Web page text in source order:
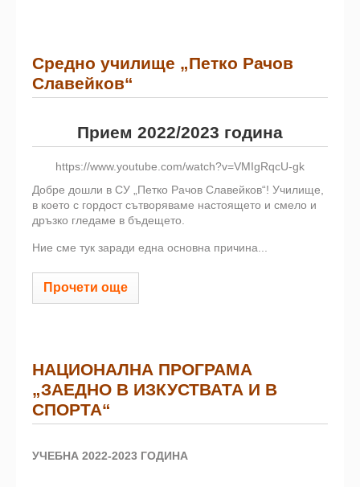
Средно училище „Петко Рачов
Славейков“
Прием 2022/2023 година
https://www.youtube.com/watch?v=VMIgRqcU-gk
Добре дошли в СУ „Петко Рачов Славейков“! Училище,
в което с гордост сътворяваме настоящето и смело и
дръзко гледаме в бъдещето.
Ние сме тук заради една основна причина...
Прочети още
НАЦИОНАЛНА ПРОГРАМА
„ЗАЕДНО В ИЗКУСТВАТА И В
СПОРТА“
УЧЕБНА 2022-2023 ГОДИНА